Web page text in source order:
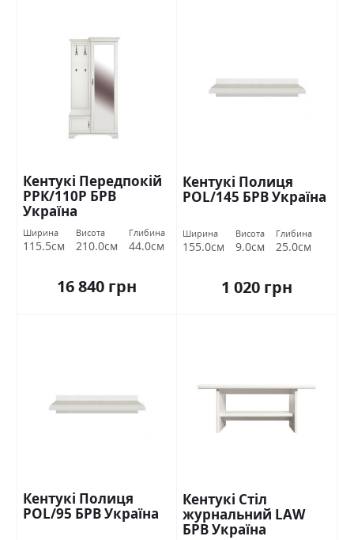
Кентукі Передпокій
РРК/110Р БРВ
Україна
Ширина
115.5см
Висота
210.0см
Глибина
44.0см
16 840 грн
Кентукі Полиця
POL/145 БРВ Україна
Ширина
155.0см
Висота
9.0см
Глибина
25.0см
1 020 грн
Кентукі Полиця
POL/95 БРВ Україна
Кентукі Стіл
журнальний LAW
БРВ Україна